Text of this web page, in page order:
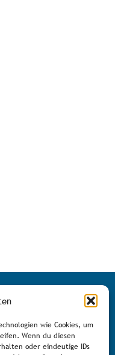
wie Cookies, um
Wenn du diesen
oder eindeutige IDs